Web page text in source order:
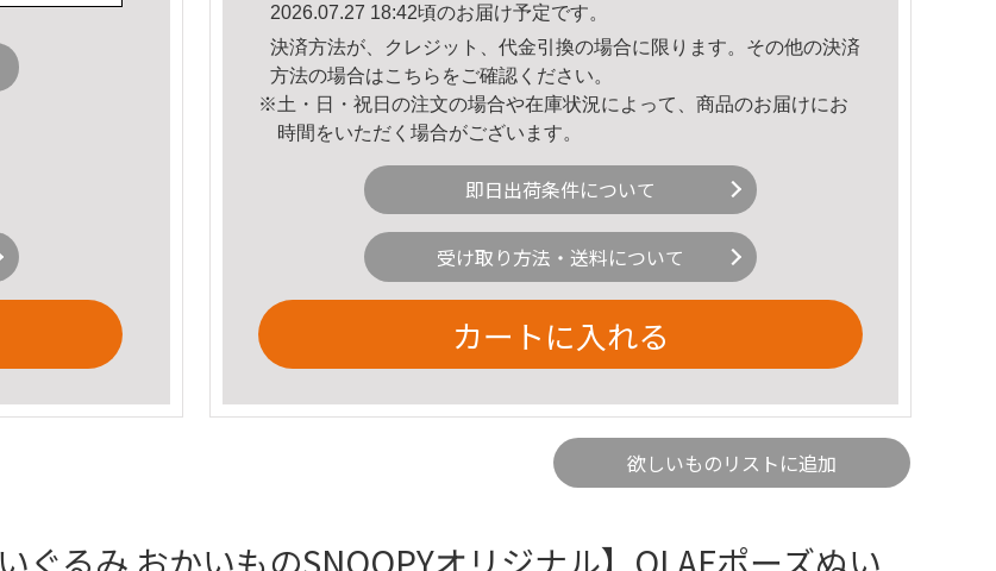
2026.07.27 18:42頃のお届け予定です。
決済方法が、クレジット、代金引換の場合に限ります。その他の決済
方法の場合はこちら をご確認ください。
※土・日・祝日の注文の場合や在庫状況によって、商品のお届けにお
時間をいただく場合がございます。
即日出荷条件について
受け取り方法・送料について
カートに入れる
欲しいものリストに追加
るみ おかいものSNOOPYオリジナル】OLAFポーズぬい